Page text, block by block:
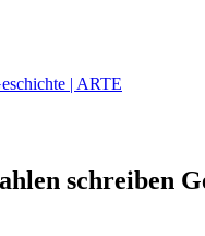
| ARTE
schreiben